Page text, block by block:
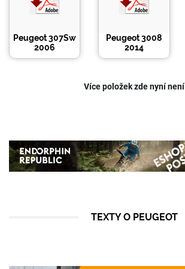
Peugeot 307Sw
2006
Peugeot 3008
2014
Více položek zde nyní není
TEXTY O PEUGEOT